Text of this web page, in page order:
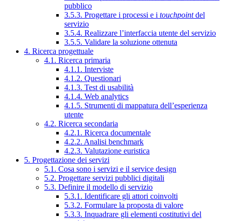
pubblico
3.5.3. Progettare i processi e i touchpointdel
servizio
3.5.4. Realizzare l’interfaccia utente del servizio
3.5.5. Validare la soluzione ottenuta
4. Ricerca progettuale
4.1. Ricerca primaria
4.1.1. Interviste
4.1.2. Questionari
4.1.3. Test di usabilità
4.1.4. Web analytics
4.1.5. Strumenti di mappatura dell’esperienza
utente
4.2. Ricerca secondaria
4.2.1. Ricerca documentale
4.2.2. Analisi benchmark
4.2.3. Valutazione euristica
5. Progettazione dei servizi
5.1. Cosa sono i servizi e il service design
5.2. Progettare servizi pubblici digitali
5.3. Definire il modello di servizio
5.3.1. Identificare gli attori coinvolti
5.3.2. Formulare la proposta di valore
5.3.3. Inquadrare gli elementi costitutivi del